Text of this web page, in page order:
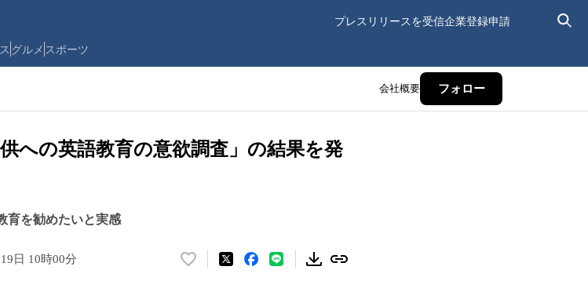
プレスリリースを受信企業登録申請
グルメ スポーツ
会社概要 フォロー
への英語教育の意欲調査」の結果を発
育を勧めたいと実感
日 10時00分
い